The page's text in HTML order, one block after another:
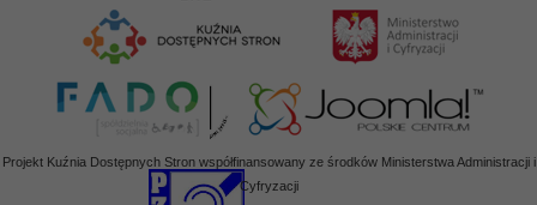
Projekt Kuźnia Dostępnych Stron współfinansowany ze środków Ministerstwa Administracji i
Cyfryzacji